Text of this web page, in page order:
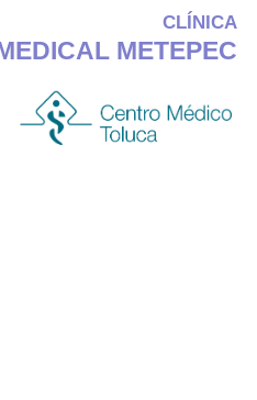
CLÍNICA
METEPEC